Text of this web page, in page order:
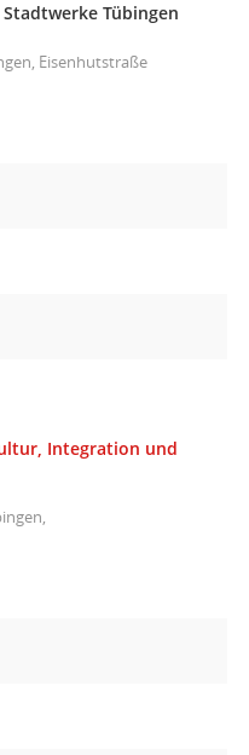
Tübingen
Eisenhutstraße
Integration und